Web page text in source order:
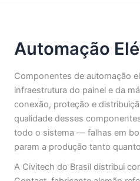
Automação
Componentes de automação
infraestrutura do painel e da
conexão, proteção e
qualidade desses
todo o sistema — falhas em
param a produção tanto
A Civitech do Brasil distribui